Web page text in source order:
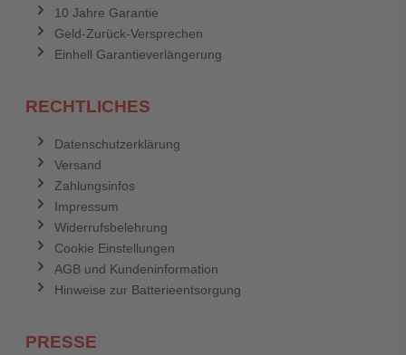
10 Jahre Garantie
Geld-Zurück-Versprechen
Einhell Garantieverlängerung
RECHTLICHES
Datenschutzerklärung
Versand
Zahlungsinfos
Impressum
Widerrufsbelehrung
Cookie Einstellungen
AGB und Kundeninformation
Hinweise zur Batterieentsorgung
PRESSE